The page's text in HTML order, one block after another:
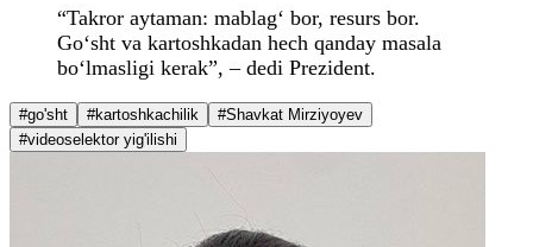
“Takror aytaman: mablag‘ bor, resurs bor.
Go‘sht va kartoshkadan hech qanday masala
bo‘lmasligi kerak”, – dedi Prezident.
#go'sht #kartoshkachilik
#Shavkat Mirziyoyev
#videoselektor yig'ilishi